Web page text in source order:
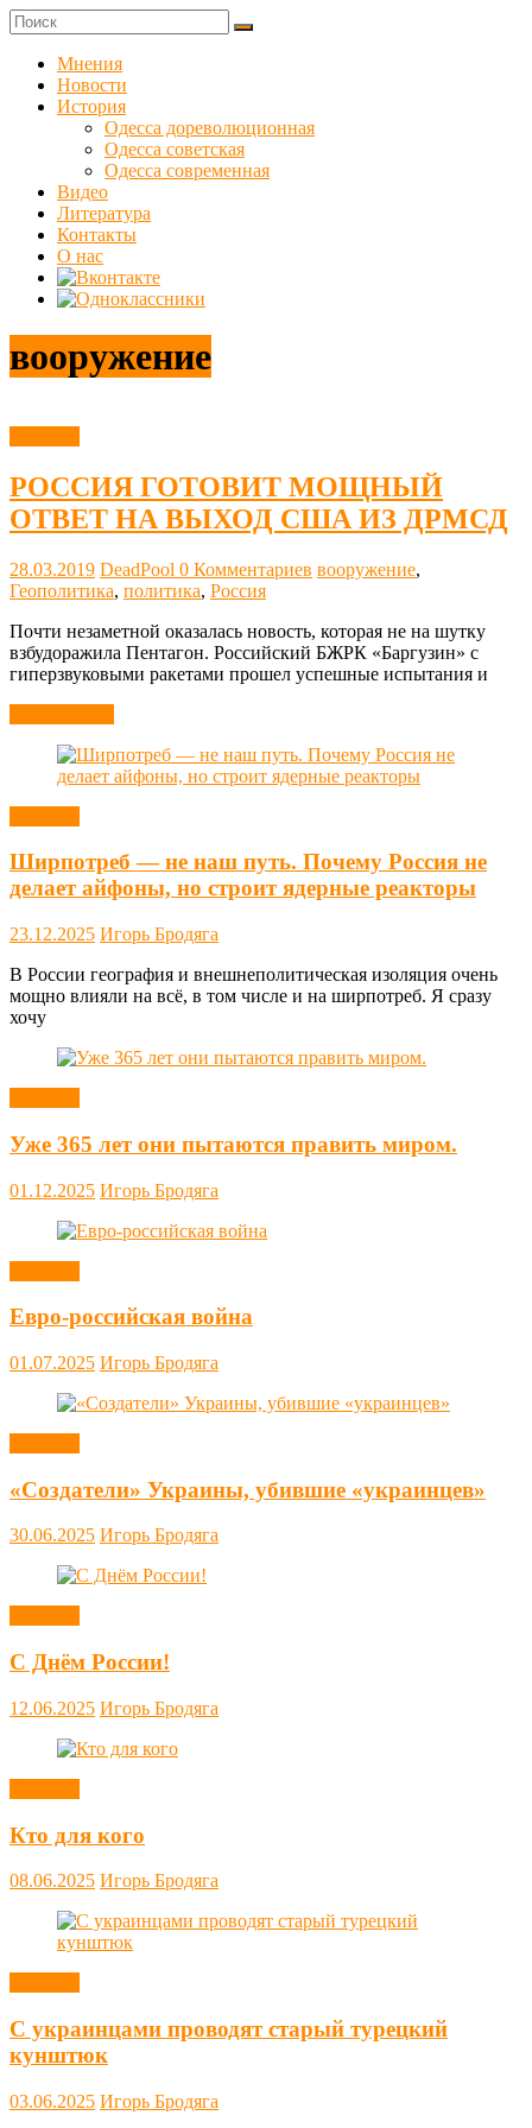
Skip
to
content
Куликовец
Сайт
одесского
сопротивления
Мнения
Новости
История
Одесса дореволюционная
Одесса советская
Одесса современная
Видео
Литература
Контакты
О нас
вооружение
РОССИЯ ГОТОВИТ МОЩНЫЙ
ОТВЕТ НА ВЫХОД США ИЗ ДРМСД
28.03.2019 DeadPool 0 Комментариев вооружение,
Геополитика, политика, Россия
Почти незаметной оказалась новость, которая не на шутку
взбудоражила Пентагон. Российский БЖРК «Баргузин» с
гиперзвуковыми ракетами прошел успешные испытания и
Ширпотреб — не наш путь. Почему Россия не
делает айфоны, но строит ядерные реакторы
23.12.2025 Игорь Бродяга
В России география и внешнеполитическая изоляция очень
мощно влияли на всё, в том числе и на ширпотреб. Я сразу
хочу
Уже 365 лет они пытаются править миром.
01.12.2025 Игорь Бродяга
Евро-российская война
01.07.2025 Игорь Бродяга
«Создатели» Украины, убившие «украинцев»
30.06.2025 Игорь Бродяга
С Днём России!
12.06.2025 Игорь Бродяга
Кто для кого
08.06.2025 Игорь Бродяга
С украинцами проводят старый турецкий
кунштюк
03.06.2025 Игорь Бродяга